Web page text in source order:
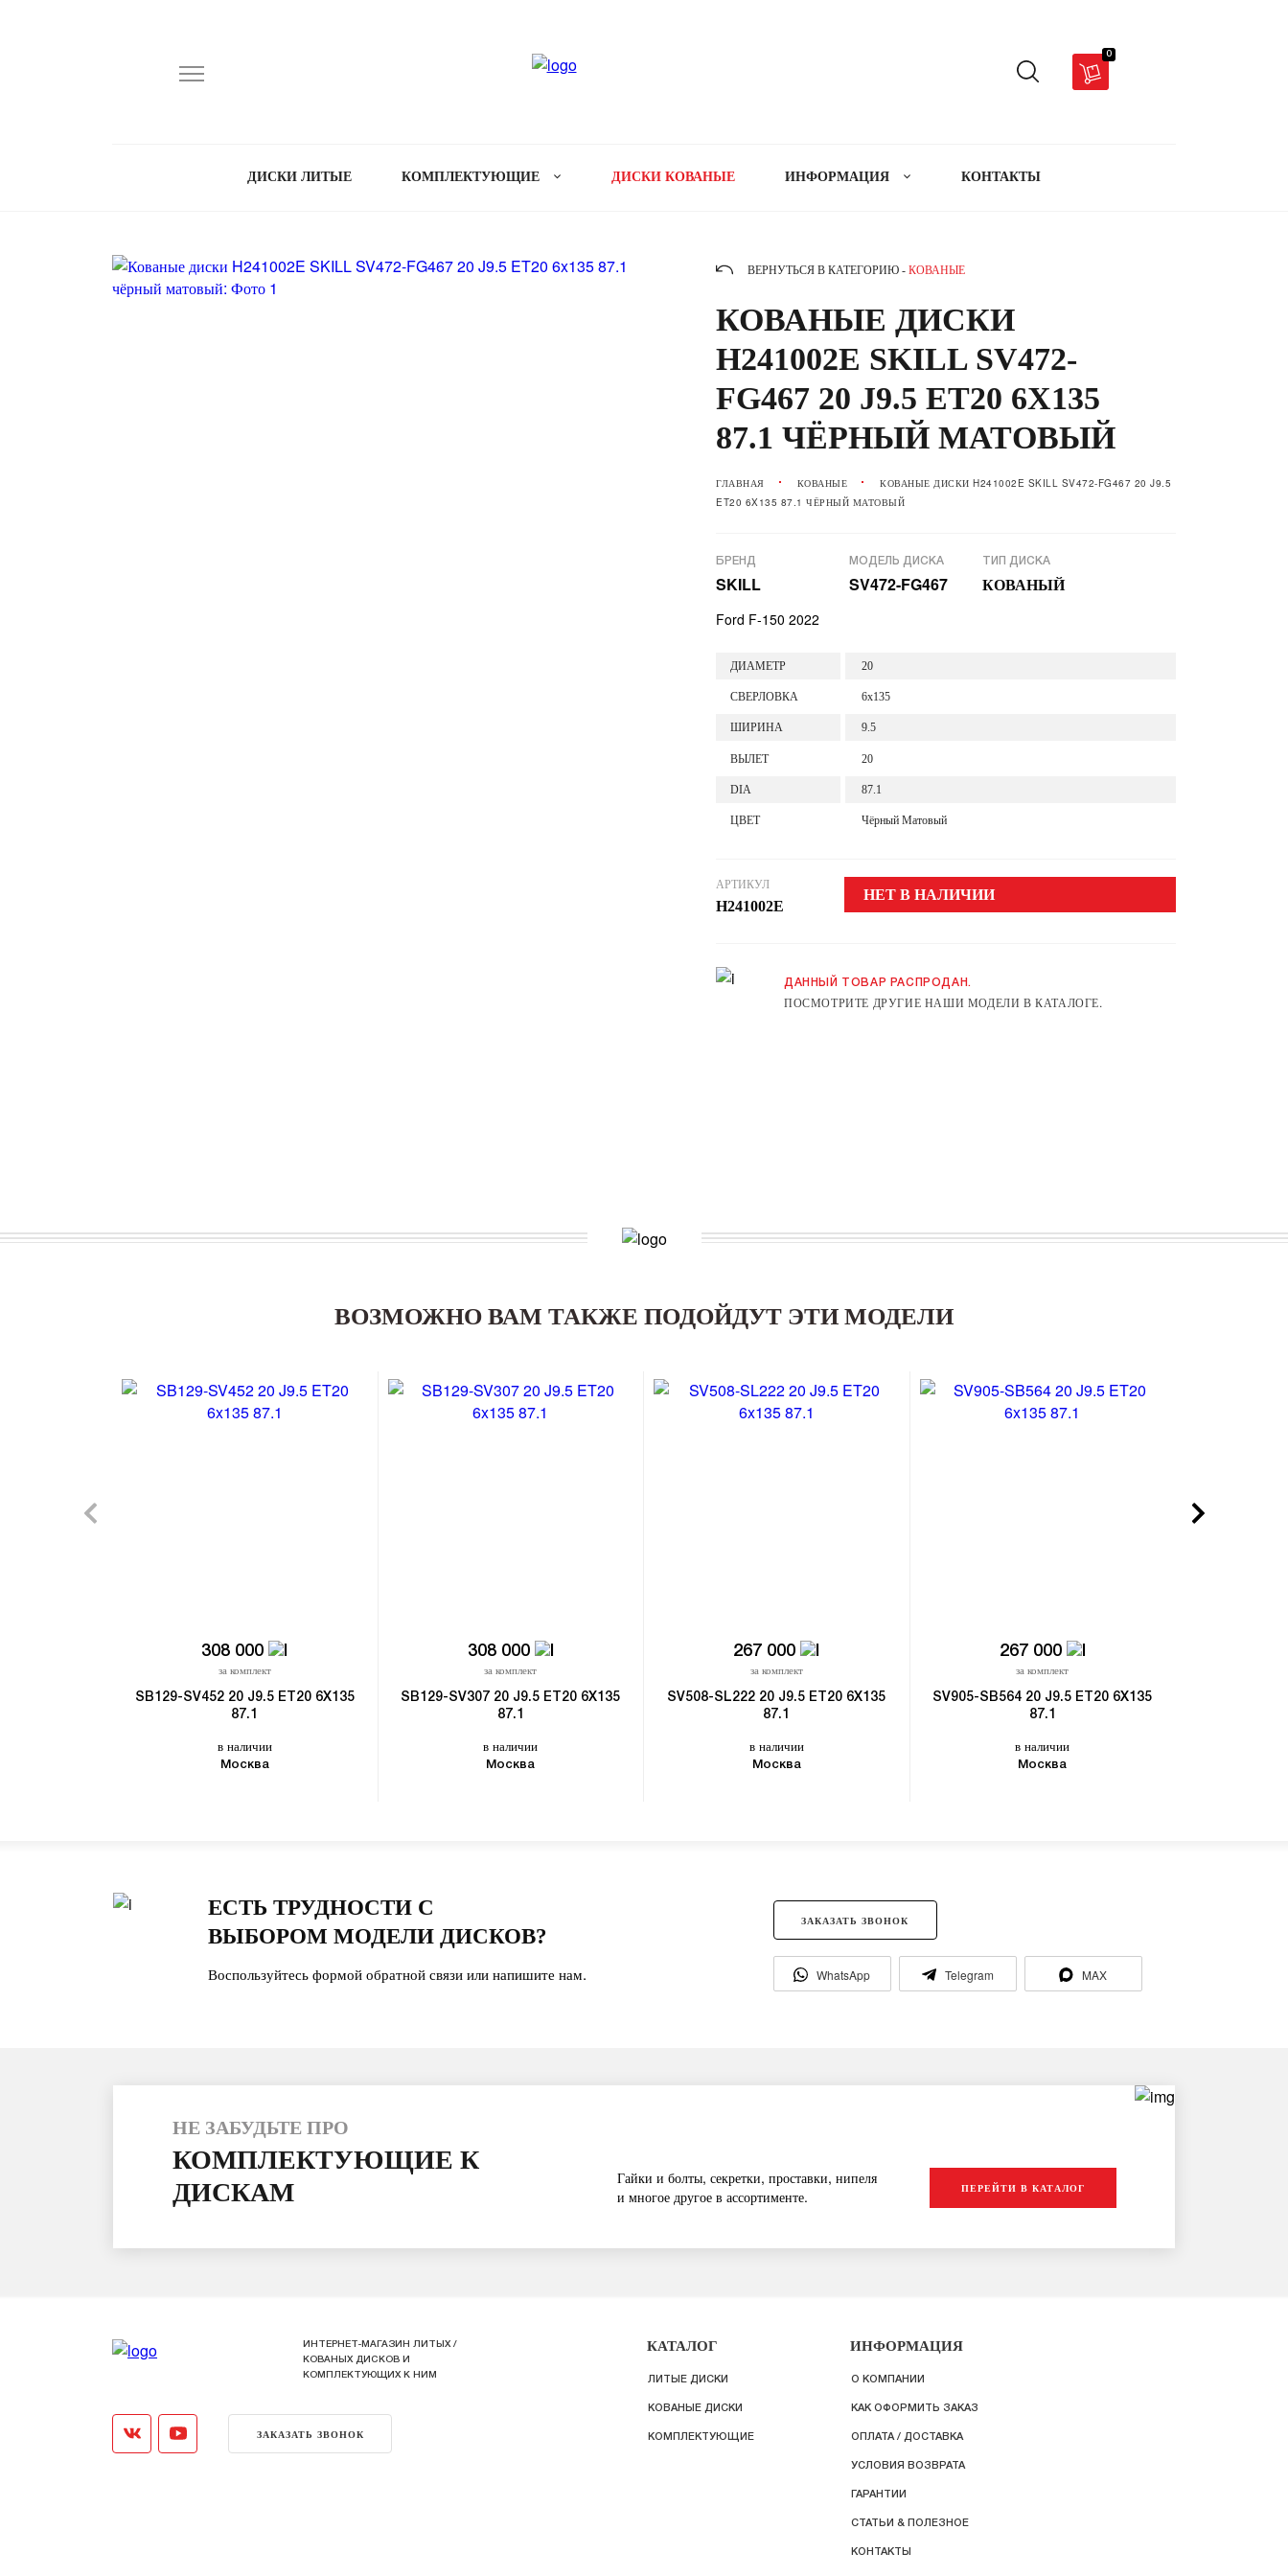
0
ДИСКИ ЛИТЫЕ КОМПЛЕКТУЮЩИЕ ДИСКИ КОВАНЫЕ ИНФОРМАЦИЯ КОНТАКТЫ
ВЕРНУТЬСЯ В КАТЕГОРИЮ - КОВАНЫЕ
КОВАНЫЕ ДИСКИ
H241002E SKILL SV472-
FG467 20 J9.5 ET20 6X135
87.1 ЧЁРНЫЙ МАТОВЫЙ
ГЛАВНАЯ КОВАНЫЕ
КОВАНЫЕ ДИСКИ H241002E SKILL SV472-FG467 20 J9.5
ET20 6X135 87.1 ЧЁРНЫЙ МАТОВЫЙ
БРЕНД
SKILL
МОДЕЛЬ ДИСКА
SV472-FG467
ТИП ДИСКА
КОВАНЫЙ
Ford F-150 2022
ДИАМЕТР 20
СВЕРЛОВКА 6x135
ШИРИНА 9.5
ВЫЛЕТ 20
DIA 87.1
ЦВЕТ Чёрный Матовый
АРТИКУЛ
H241002E
НЕТ В НАЛИЧИИ
ДАННЫЙ ТОВАР РАСПРОДАН.
ПОСМОТРИТЕ ДРУГИЕ НАШИ МОДЕЛИ В КАТАЛОГЕ.
ВОЗМОЖНО ВАМ ТАКЖЕ ПОДОЙДУТ ЭТИ МОДЕЛИ
308 000
за комплект
SB129-SV452 20 J9.5 ET20 6X135
87.1
в наличии
Москва
308 000
за комплект
SB129-SV307 20 J9.5 ET20 6X135
87.1
в наличии
Москва
267 000
за комплект
SV508-SL222 20 J9.5 ET20 6X135
87.1
в наличии
Москва
267 000
за комплект
SV905-SB564 20 J9.5 ET20 6X135
87.1
в наличии
Москва
ЕСТЬ ТРУДНОСТИ С
ВЫБОРОМ МОДЕЛИ ДИСКОВ?
Воспользуйтесь формой обратной связи или напишите нам.
ЗАКАЗАТЬ ЗВОНОК
WhatsApp Telegram MAX
НЕ ЗАБУДЬТЕ ПРО
КОМПЛЕКТУЮЩИЕ К
ДИСКАМ
Гайки и болты, секретки, проставки, нипеля
и многое другое в ассортименте.
ПЕРЕЙТИ В КАТАЛОГ
ИНТЕРНЕТ-МАГАЗИН ЛИТЫХ /
КОВАНЫХ ДИСКОВ И
КОМПЛЕКТУЮЩИХ К НИМ
ЗАКАЗАТЬ ЗВОНОК
КАТАЛОГ
ЛИТЫЕ ДИСКИ
КОВАНЫЕ ДИСКИ
КОМПЛЕКТУЮЩИЕ
ИНФОРМАЦИЯ
О КОМПАНИИ
КАК ОФОРМИТЬ ЗАКАЗ
ОПЛАТА / ДОСТАВКА
УСЛОВИЯ ВОЗВРАТА
ГАРАНТИИ
СТАТЬИ & ПОЛЕЗНОЕ
КОНТАКТЫ